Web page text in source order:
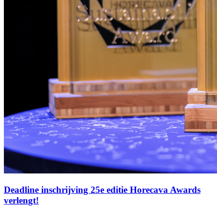
Deadline inschrijving 25e editie Horecava Awards
verlengt!